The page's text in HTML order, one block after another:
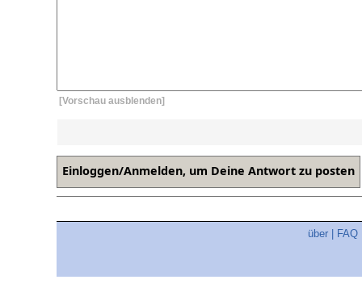
[Vorschau ausblenden]
über FAQ